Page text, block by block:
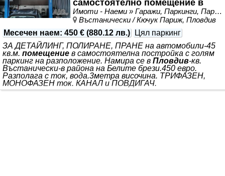
охрана на търговския център; * ДДС.
самостоятелно помещение в
паркинг, без сграда над него.
Имоти - Наеми » Гаражи, Паркинги, Паркоместа под наем
Въстанически / Кючук Париж, Пловдив
Месечен наем: 450 € (880.12 лв.)
Цял паркинг
ЗА ДЕТАЙЛИНГ, ПОЛИРАНЕ, ПРАНЕ на автомобили-45
кв.м. помещение в самостоятелна постройка с голям
паркинг на разположение. Намира се в Пловдив-кв.
Въстанически-в района на Белите брези.450 евро.
Разполага с ток, вода.3метра височина. ТРИФАЗЕН,
МОНОФАЗЕН ток. КАНАЛ и ПОВДИГАЧ.